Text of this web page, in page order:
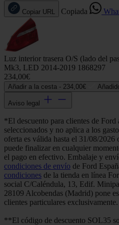
Copiar URL Copiada
Luz interior trasera O/S (lado del
Mk3, LED 2014-2019 1868297
234,00€
Añadir a la cesta - 234,00€
Aviso legal
*El descuento para clientes de Ford
seleccionados y no aplica a los
oferta es válida hasta el 31/08/2026
puede finalizar en cualquier
el pago en efectivo. Embalaje y
condiciones de envío de Ford
condiciones de la tienda en línea
social C/Caléndula, 13, Edif.
28109 Alcobendas (Madrid) pone
clientes particulares exclusivamente.
**El código de descuento SOL35